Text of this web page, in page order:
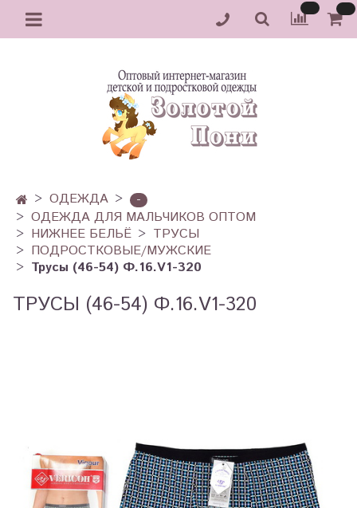
ОДЕЖДА
-
ОДЕЖДА ДЛЯ МАЛЬЧИКОВ ОПТОМ
НИЖНЕЕ БЕЛЬЁ
ТРУСЫ
ПОДРОСТКОВЫЕ/МУЖСКИЕ
Трусы (46-54) Ф.16.V1-320
ТРУСЫ (46-54) Ф.16.V1-320